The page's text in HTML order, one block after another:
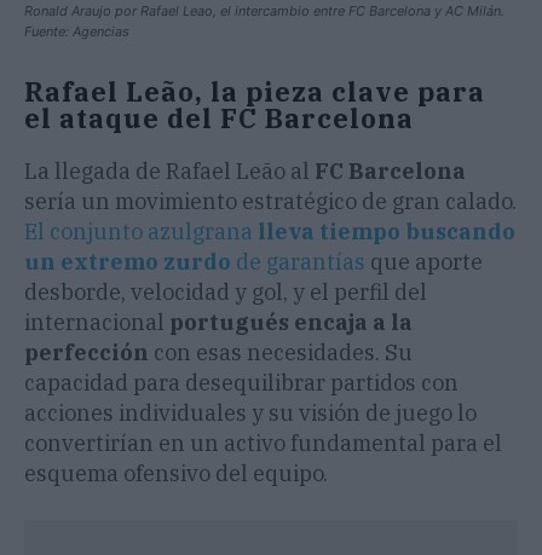
Ronald Araujo por Rafael Leao, el intercambio entre FC Barcelona y AC Milán.
Fuente: Agencias
Rafael Leão, la pieza clave para
el ataque del FC Barcelona
La llegada de Rafael Leão al FC Barcelona
sería un movimiento estratégico de gran calado.
El conjunto azulgrana lleva tiempo buscando
un extremo zurdo de garantías que aporte
desborde, velocidad y gol, y el perfil del
internacional portugués encaja a la
perfección con esas necesidades. Su
capacidad para desequilibrar partidos con
acciones individuales y su visión de juego lo
convertirían en un activo fundamental para el
esquema ofensivo del equipo.